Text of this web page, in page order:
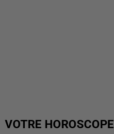
VOTRE HOROSCOPE